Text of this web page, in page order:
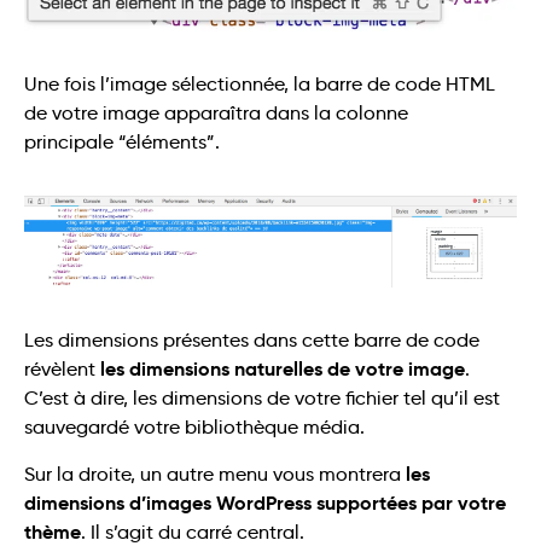
Une fois l’image sélectionnée, la barre de code HTML
de votre image apparaîtra dans la colonne
principale “éléments”.
Les dimensions présentes dans cette barre de code
révèlent les dimensions naturelles de votre image.
C’est à dire, les dimensions de votre fichier tel qu’il est
sauvegardé votre bibliothèque média.
Sur la droite, un autre menu vous montrera les
dimensions d’images WordPress supportées par votre
thème. Il s’agit du carré central.